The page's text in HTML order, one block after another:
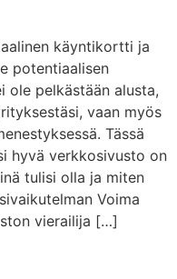
käyntikortti ja
potentiaalisen
ole pelkästään alusta,
vaan myös
Tässä
hyvä verkkosivusto on
tulisi olla ja miten
Voima
vierailija […]